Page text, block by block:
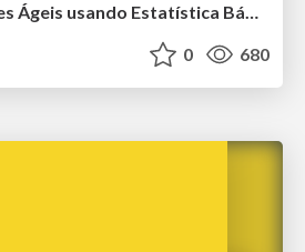
Métricas para times Ágeis usando Estatística Básica
0 680